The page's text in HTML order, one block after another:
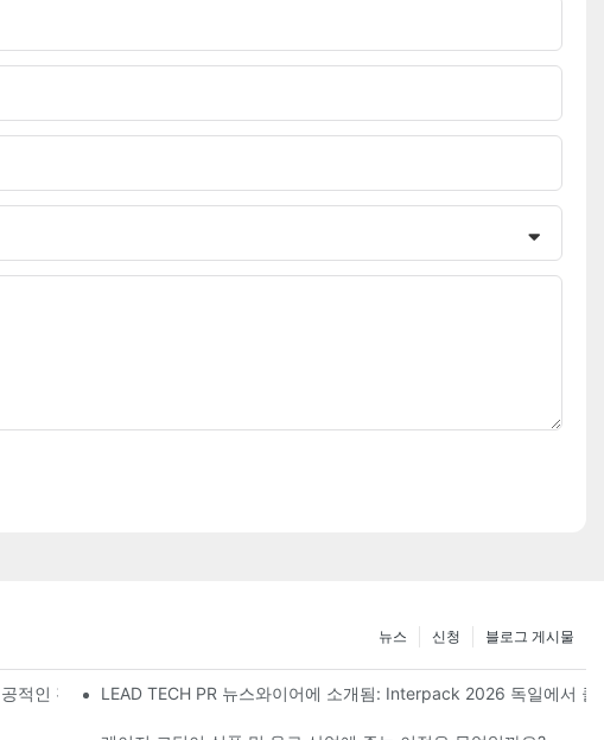
블로그 게시물
신청
뉴스
적인 전시를 마무리합니다.
LEAD TECH PR 뉴스와이어에 소개됨: Interpack 2026 독일에서